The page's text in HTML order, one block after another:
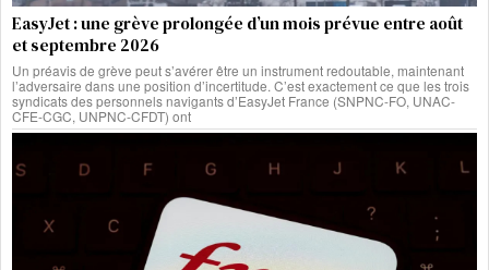
EasyJet : une grève prolongée d’un mois prévue entre août
et septembre 2026
Un préavis de grève peut s’avérer être un instrument redoutable, maintenant
l’adversaire dans une position d’incertitude. C’est exactement ce que les trois
syndicats des personnels navigants d’EasyJet France (SNPNC-FO, UNAC-
CFE-CGC, UNPNC-CFDT) ont